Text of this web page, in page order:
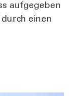
auf­ge­ge­ben
einen